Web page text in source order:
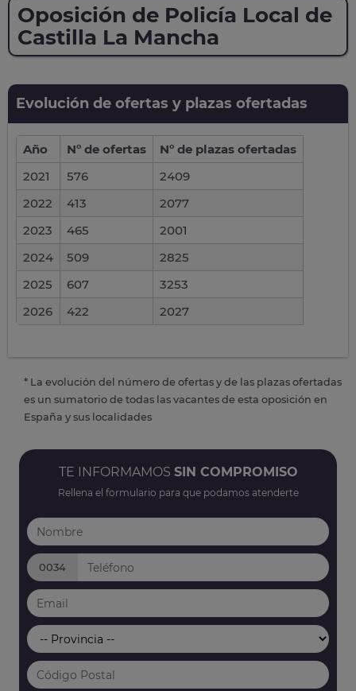
Oposición de Policía Local de
Castilla La Mancha
Evolución de ofertas y plazas ofertadas
Año Nº de ofertas
Nº de plazas ofertadas
2021
576
2409
2022
413
2077
2023
465
2001
2024
509
2825
2025
607
3253
2026
422 2027
* La evolución del número de ofertas y de las plazas ofertadas
es un sumatorio de todas las vacantes de esta oposición en
España y sus localidades
TE INFORMAMOS SIN COMPROMISO
Rellena el formulario para que podamos atenderte
0034